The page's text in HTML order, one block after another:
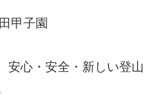
甲子園
安心・安全・新しい登山